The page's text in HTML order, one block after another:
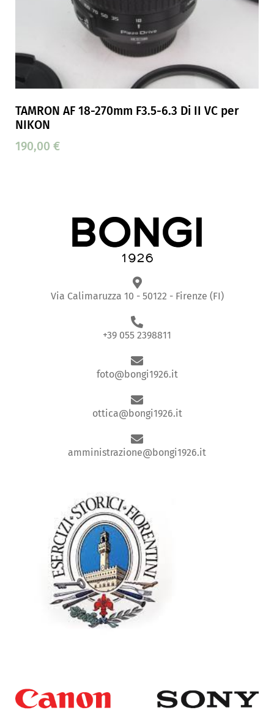
TAMRON AF 18-270mm F3.5-6.3 Di II VC per
NIKON
190,00 €
Via Calimaruzza 10 - 50122 - Firenze (FI)
+39 055 2398811
foto@bongi1926.it
ottica@bongi1926.it
amministrazione@bongi1926.it